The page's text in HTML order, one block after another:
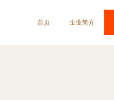
首页 企业简介